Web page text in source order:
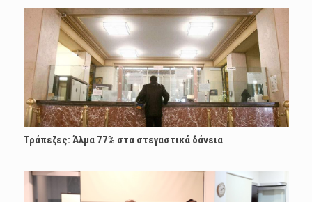
Τράπεζες: Άλμα 77% στα στεγαστικά δάνεια